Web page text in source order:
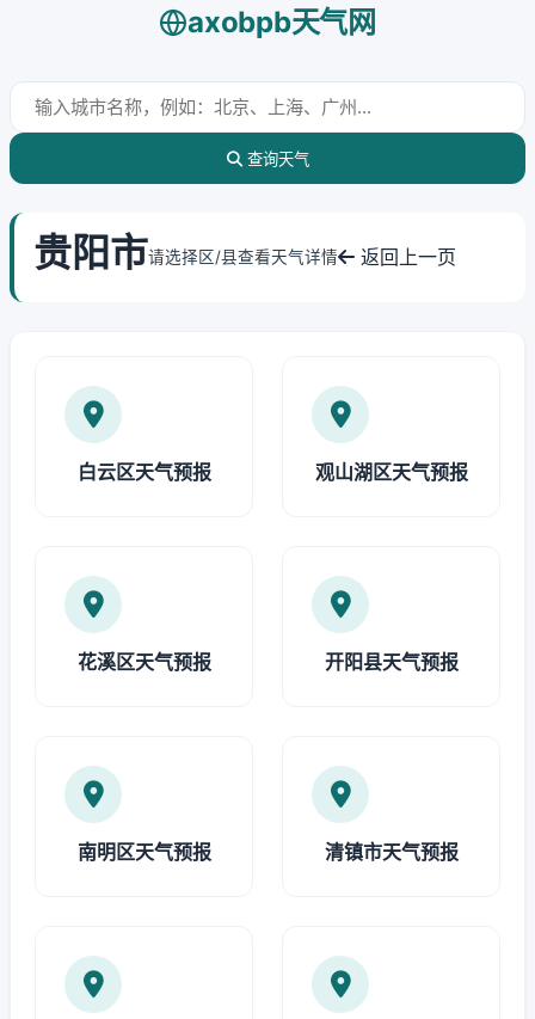
axobpb天气网
查询天气
贵阳市请选择区/县查看天气详情 返回上一页
白云区天气预报 观山湖区天气预报
花溪区天气预报 开阳县天气预报
南明区天气预报 清镇市天气预报